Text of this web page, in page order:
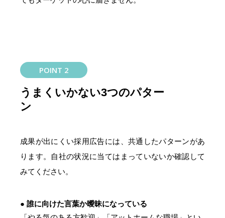
POINT 2
うまくいかない3つのパター
ン
成果が出にくい採用広告には、共通したパターンがあ
ります。自社の状況に当てはまっていないか確認して
みてください。
● 誰に向けた言葉か曖昧になっている